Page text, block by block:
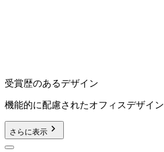
受賞歴のあるデザイン
機能的に配慮されたオフィスデザイン
さらに表示